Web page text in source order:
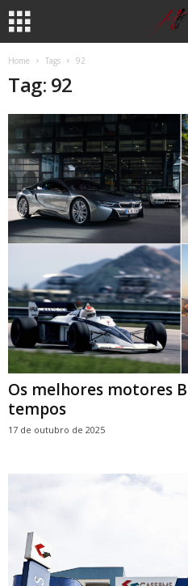
Home Tags 92
Tag: 92
Os melhores motores
tempos
17 de outubro de 2025